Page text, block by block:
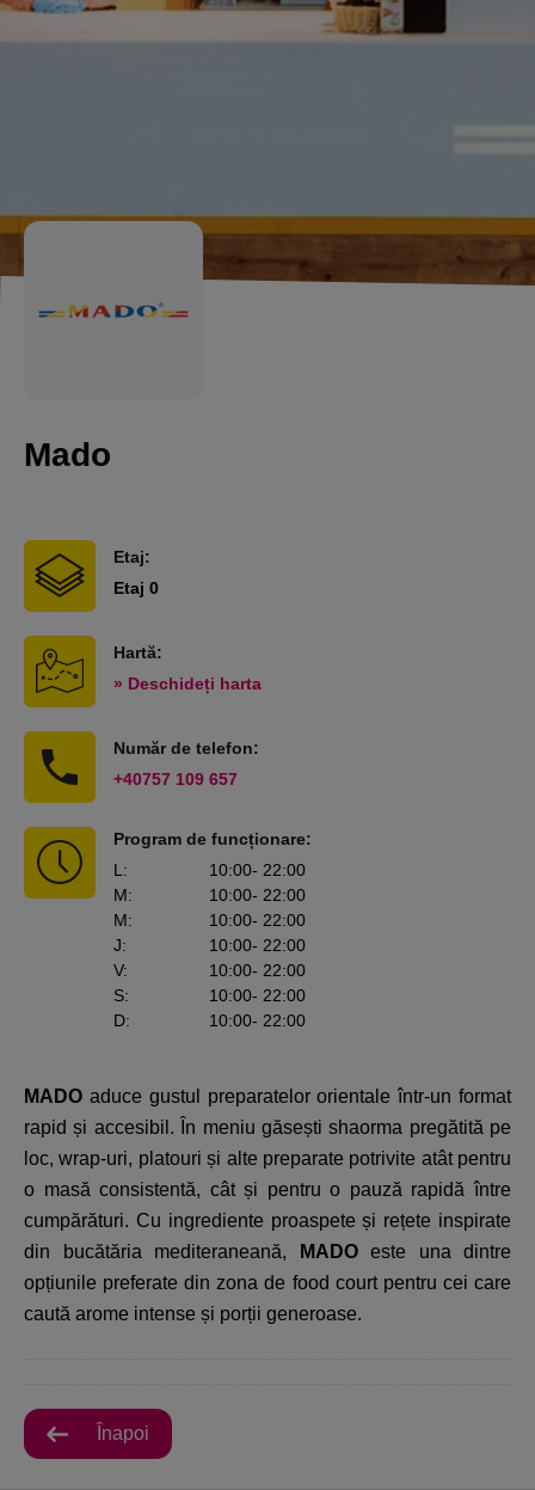
Mado
Etaj:
Etaj 0
Hartă:
» Deschideți harta
Număr de telefon:
+40757 109 657
Program de funcționare:
L : 10:00- 22:00
M: 10:00- 22:00
M: 10:00- 22:00
J: 10:00- 22:00
V: 10:00- 22:00
S: 10:00- 22:00
D: 10:00- 22:00
MADO aduce gustul preparatelor orientale într-un format
rapid și accesibil. În meniu găsești shaorma pregătită pe
loc, wrap-uri, platouri și alte preparate potrivite atât pentru
o masă consistentă, cât și pentru o pauză rapidă între
cumpărături. Cu ingrediente proaspete și rețete inspirate
din bucătăria mediteraneană,
MADOeste una dintre
opțiunile preferate din zona de food court pentru cei care
caută arome intense și porții generoase.
Înapoi